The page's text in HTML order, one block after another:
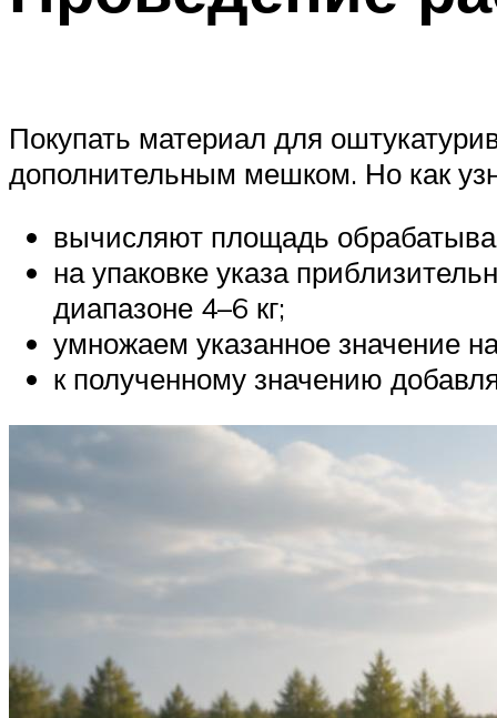
Покупать материал для
дополнительным мешком. Но как
вычисляют площадь
на упаковке указа
диапазоне 4–6 кг;
умножаем указанное значение
к полученному значению